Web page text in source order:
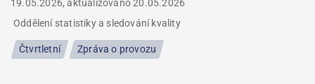
19.05.2026, aktualizováno20.05.2026
Oddělení statistiky a sledování kvality
Čtvrtletní Zpráva o provozu